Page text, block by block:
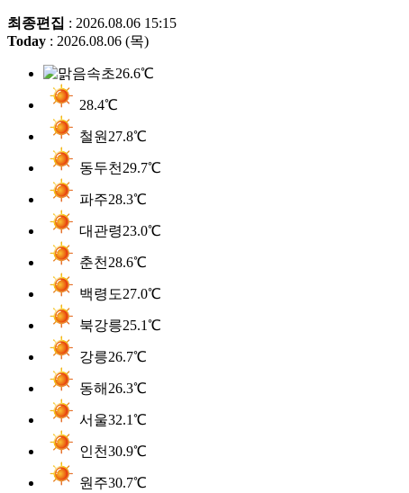
최종편집 : 2026.08.06 15:15
Today : 2026.08.06 (목)
속초26.6℃
28.4℃
철원 27.8℃
동두천 29.7℃
파주28.3℃
대관령23.0℃
춘천 28.6℃
백령도27.0℃
북강릉25.1℃
강릉26.7℃
동해 26.3℃
서울32.1℃
인천30.9℃
원주30.7℃